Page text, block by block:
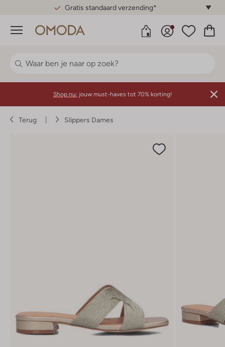
Gratis standaard verzending*
Menu
Shop nu: jouw must-haves tot 70% korting!
Terug Slippers Dames